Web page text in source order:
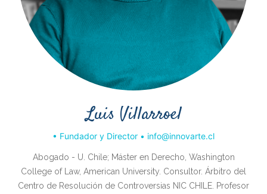
Luis Villarroel
• Fundador y Director • info@innovarte.cl
Abogado - U. Chile; Máster en Derecho, Washington
College of Law, American University. Consultor. Árbitro del
Centro de Resolución de Controversias NIC CHILE. Profesor